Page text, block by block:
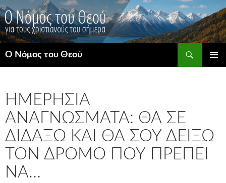
Μετάβαση
σε
περιεχόμενο
Ο Νόμος του Θεού
ΗΜΕΡΉΣΙΑ
ΑΝΑΓΝΏΣΜΑΤΑ: ΘΑ ΣΕ
ΔΙΔΆΞΩ ΚΑΙ ΘΑ ΣΟΥ ΔΕΊΞΩ
ΤΟΝ ΔΡΌΜΟ ΠΟΥ ΠΡΈΠΕΙ
ΝΑ…